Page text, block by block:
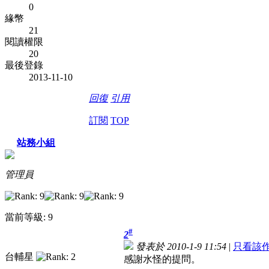
0
緣幣
21
閱讀權限
20
最後登錄
2013-11-10
回復 引用
訂閱 TOP
站務小組
管理員
當前等級: 9
台輔星
2#
發表於 2010-1-9 11:54 | 只看該
感謝水怪的提問。